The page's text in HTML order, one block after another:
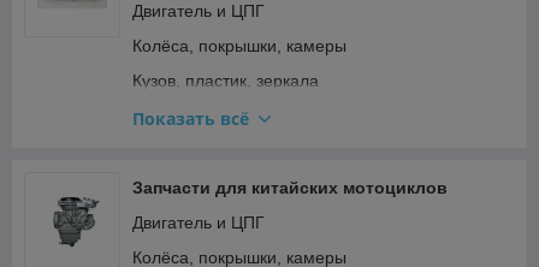
Трансмиссия (цепи, звёзды, переключатели)
Двигатель и ЦПГ
Колёса, покрышки, камеры
Кузов, пластик, зеркала
Освещение и поворотники
Прочее
Ремкомплекты, прокладки, подшипники
Сиденья
Показать всё
Запчасти для китайских мотоциклов
Двигатель и ЦПГ
Колёса, покрышки, камеры